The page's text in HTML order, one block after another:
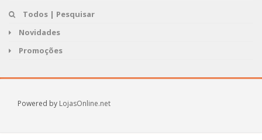
Todos | Pesquisar
Novidades
Promoções
Powered by LojasOnline.net